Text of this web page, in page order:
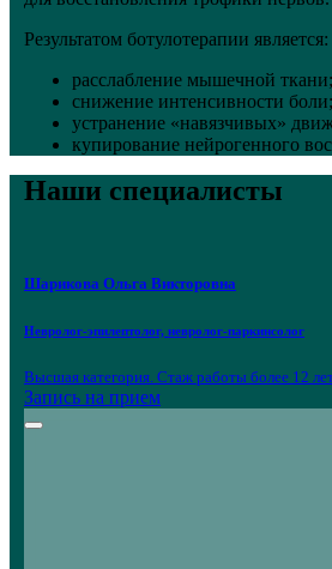
Результатом ботулотерапии является:
расслабление мышечной ткани;
снижение интенсивности боли;
устранение «навязчивых»
купирование нейрогенного
Наши специалисты
Шарикова Ольга Викторовна
Невролог-эпилептолог, невролог-паркинсолог
Высшая категория. Стаж работы более 12
Запись на прием